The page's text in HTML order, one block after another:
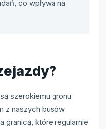
co wpływa na
szerokiemu gronu
z naszych busów
granicą, które regularnie